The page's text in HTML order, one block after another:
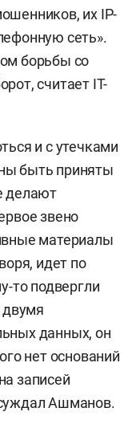
их IP-
сеть».
борьбы со
считает IT-
и с утечками
быть приняты
делают
звено
материалы
идет по
то подвергли
двумя
данных, он
нет оснований
записей
Ашманов.